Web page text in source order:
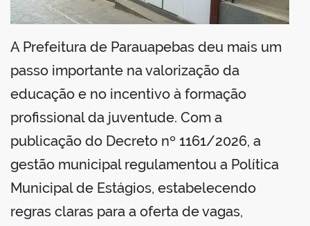
A Prefeitura de Parauapebas deu mais um
passo importante na valorização da
educação e no incentivo à formação
profissional da juventude. Com a
publicação do Decreto nº 1161/2026, a
gestão municipal regulamentou a Política
Municipal de Estágios, estabelecendo
regras claras para a oferta de vagas,